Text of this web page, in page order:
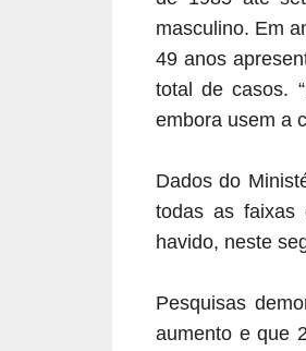
masculino. Em
49 anos
total de casos.
embora usem a
Dados do
todas as faixas
havido, neste
Pesquisas
aumento e que